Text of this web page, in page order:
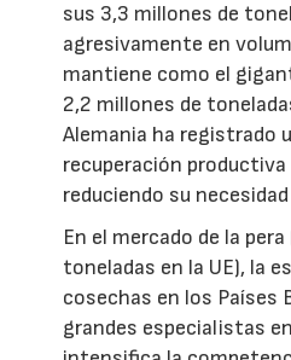
sus 3,3 millones de
agresivamente en
mantiene como el
2,2 millones de
Alemania ha registrado
recuperación productiva
reduciendo su
En el mercado de la
toneladas en la UE), la
cosechas en los Países
grandes especialistas